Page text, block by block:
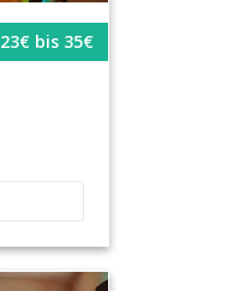
23€ bis 35€